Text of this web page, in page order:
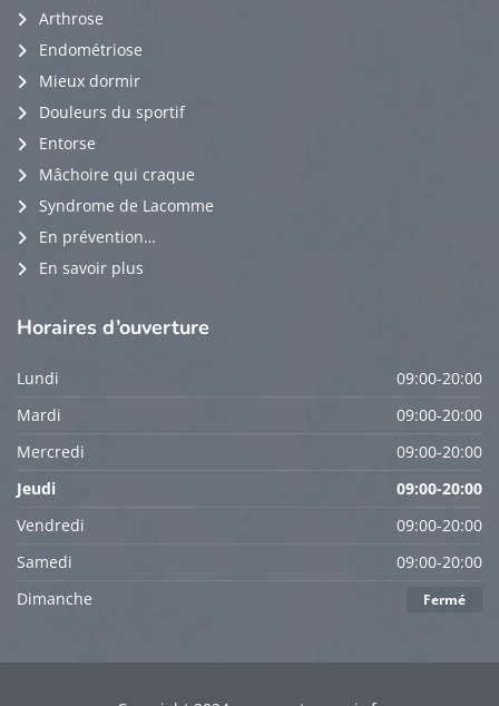
Arthrose
Endométriose
Mieux dormir
Douleurs du sportif
Entorse
Mâchoire qui craque
Syndrome de Lacomme
En prévention…
En savoir plus
Horaires d’ouverture
Lundi
09:00-20:00
Mardi
09:00-20:00
Mercredi
09:00-20:00
Jeudi
09:00-20:00
Vendredi
09:00-20:00
Samedi
09:00-20:00
Dimanche
Fermé